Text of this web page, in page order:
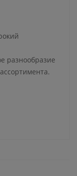
разнообразие